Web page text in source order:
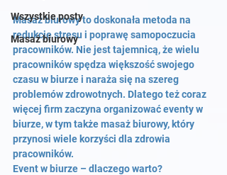
Wszystkie posty
Masaż biurowy
Masaż biurowy to doskonała metoda na
redukcję stresu i poprawę samopoczucia
pracowników. Nie jest tajemnicą, że wielu
pracowników spędza większość swojego
czasu w biurze i naraża się na szereg
problemów zdrowotnych. Dlatego też coraz
więcej firm zaczyna organizować eventy w
biurze, w tym także masaż biurowy, który
przynosi wiele korzyści dla zdrowia
pracowników.
Event w biurze – dlaczego warto?